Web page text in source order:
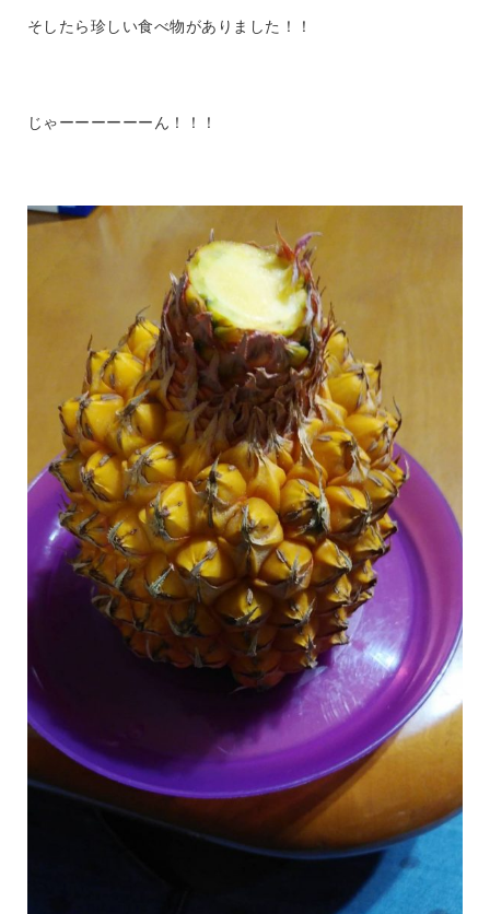
そしたら珍しい食べ物がありました！！
じゃーーーーーーん！！！